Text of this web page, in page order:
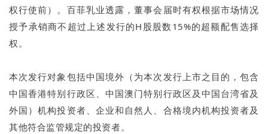
权行使前）。百菲乳业透露，董事会届时有权根据市场情况
授予承销商不超过上述发行的H股股数15%的超额配售选择
权。
本次发行对象包括中国境外（为本次发行上市之目的，包含
中国香港特别行政区、中国澳门特别行政区及中国台湾省及
外国）机构投资者、企业和自然人、合格境内机构投资者及
其他符合监管规定的投资者。